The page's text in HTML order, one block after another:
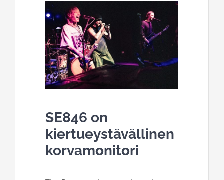
SE846 on
kiertueystävällinen
korvamonitori